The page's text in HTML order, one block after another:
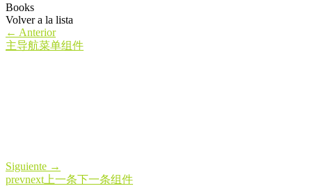
Books
Volver a la lista
← Anterior
主导航菜单组件
Siguiente →
prevnext上一条下一条组件